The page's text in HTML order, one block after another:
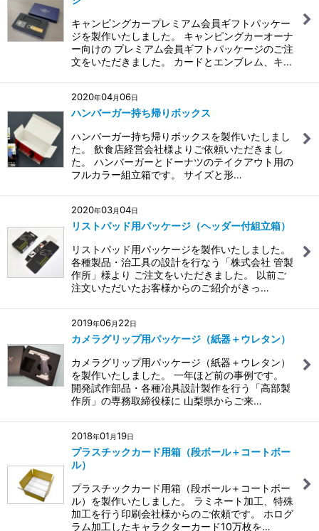
キャンピングカープレミアム会員ギフトパッケー
ジを製作いたしました。 キャンピングカーオーナ
ー向けの プレミアム会員ギフトパッケージのご注
文をいただきました。 カードとエンブレム、キ…
2020年04月06日
ハンバーガー持ち帰りボックス
ハンバーガー持ち帰りボックスを製作いたしまし
た。 飲食店経営会社様よりご依頼いただきまし
た。 ハンバーガーとドーナツのテイクアウト用の
フルカラー組立箱です。 サイズと形…
2020年03月04日
リストパッド用パッケージ（ヘッダー付組立箱）
リストパッド用パッケージを製作いたしました。
各種製品・治工具の設計を行なう「株式会社 管製
作所」様より ご注文をいただきました。 以前ご
注文いただいたお客様からのご紹介がきっ…
2019年06月 22日
カメラグリップ用パッケージ（紙器＋ウレタン）
カメラグリップ用パッケージ（紙器＋ウレタン）
を製作いたしました。 一年ほど前の事例です。
開発試作部品・各種冶具設計製作を行う「高部製
作所」の専務取締役様に 山梨県からご来…
2018年01 月19日
プラスチックカード用箱（段ボール＋コートボー
ル）
プラスチックカード用箱（段ボール＋コートボー
ル）を製作いたしました。 ラミネート加工、特殊
加工を行う印刷会社様からのご依頼です。 ホログ
ラム加工したキャラクターカード10万枚を…